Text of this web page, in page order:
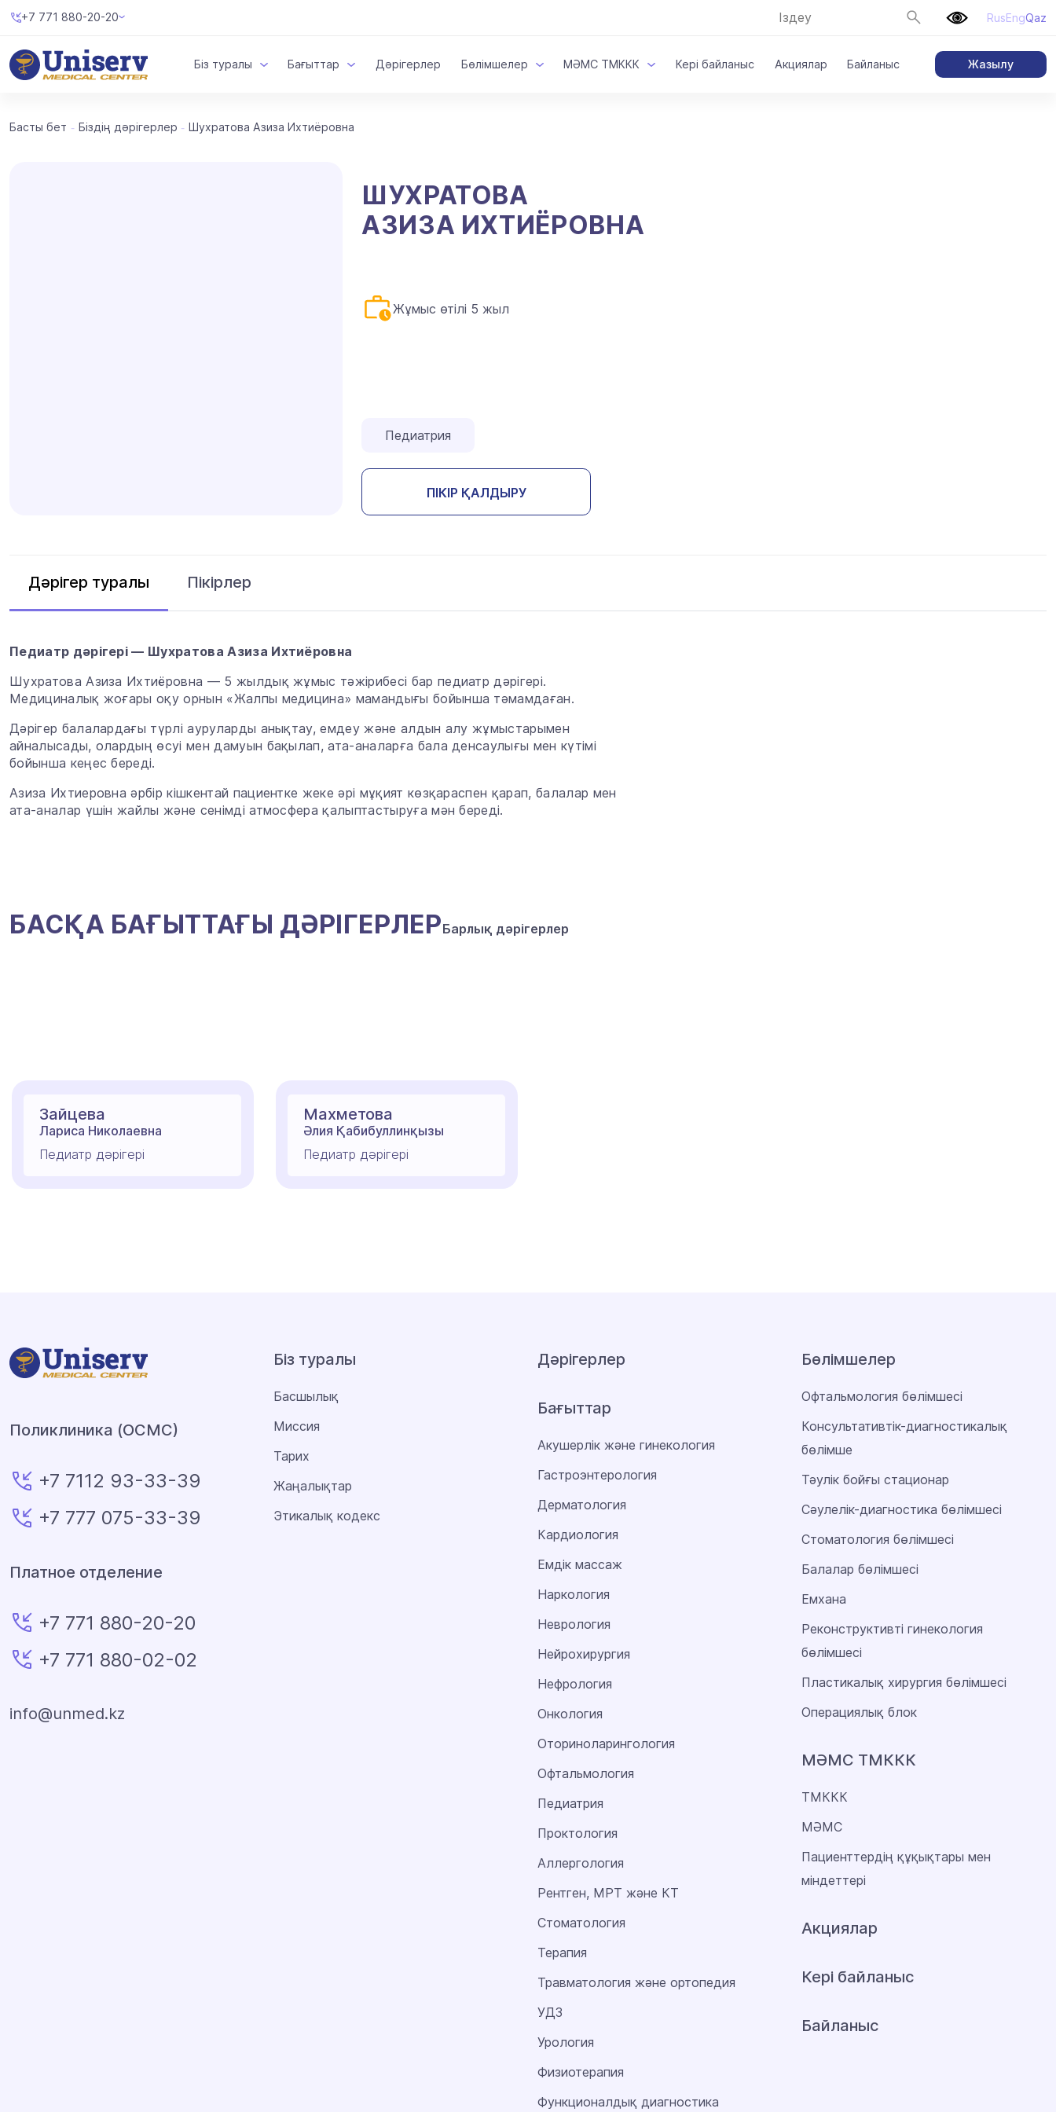
+7 771 880-20-20 RusEngQaz
Біз туралы Бағыттар Дәрігерлер Бөлімшелер МӘМС ТМККК Кері байланыс Акциялар Байланыс Жазылу
Басты бет Біздің дәрігерлер Шухратова Азиза Ихтиёровна
ШУХРАТОВА
АЗИЗА ИХТИЁРОВНА
Жұмыс өтілі 5 жыл
Педиатрия
ПІКІР ҚАЛДЫРУ
Дәрігер туралы Пікірлер
Педиатр дәрігері — Шухратова Азиза Ихтиёровна
Шухратова Азиза Ихтиёровна — 5 жылдық жұмыс тәжірибесі бар педиатр дәрігері.
Медициналық жоғары оқу орнын «Жалпы медицина» мамандығы бойынша тәмамдаған.
Дәрігер балалардағы түрлі ауруларды анықтау, емдеу және алдын алу жұмыстарымен
айналысады, олардың өсуі мен дамуын бақылап, ата-аналарға бала денсаулығы мен күтімі
бойынша кеңес береді.
Азиза Ихтиеровна әрбір кішкентай пациентке жеке әрі мұқият көзқараспен қарап, балалар мен
ата-аналар үшін жайлы және сенімді атмосфера қалыптастыруға мән береді.
БАСҚА БАҒЫТТАҒЫ ДӘРІГЕРЛЕРБарлық дәрігерлер
Зайцева
Лариса Николаевна
Педиатр дәрігері
Махметова
Әлия Қабибуллинқызы
Педиатр дәрігері
Поликлиника (ОСМС)
+7 7112 93-33-39
+7 777 075-33-39
Платное отделение
+7 771 880-20-20
+7 771 880-02-02
info@unmed.kz
Біз туралы
Басшылық
Миссия
Тарих
Жаңалықтар
Этикалық кодекс
Дәрігерлер
Бағыттар
Акушерлік және гинекология
Гастроэнтерология
Дерматология
Кардиология
Емдік массаж
Наркология
Неврология
Нейрохирургия
Нефрология
Онкология
Оториноларингология
Офтальмология
Педиатрия
Проктология
Аллергология
Рентген, МРТ және КТ
Стоматология
Терапия
Травматология және ортопедия
УДЗ
Урология
Физиотерапия
Функционалдық диагностика
Бөлімшелер
Офтальмология бөлімшесі
Консультативтік-диагностикалық
бөлімше
Тәулік бойғы стационар
Сәулелік-диагностика бөлімшесі
Стоматология бөлімшесі
Балалар бөлімшесі
Емхана
Реконструктивті гинекология
бөлімшесі
Пластикалық хирургия бөлімшесі
Операциялық блок
МӘМС ТМККК
ТМККК
МӘМС
Пациенттердің құқықтары мен
міндеттері
Акциялар
Кері байланыс
Байланыс